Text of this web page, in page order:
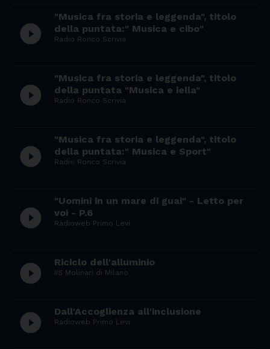
play_circle_filled
"Musica fra storia e leggenda", titolo
della puntata:" Musica e cibo"
Radio Ronco Scrivia
play_circle_filled
"Musica fra storia e leggenda", titolo
della puntata "Musica e iella"
Radio Ronco Scrivia
play_circle_filled
"Musica fra storia e leggenda", titolo
della puntata:" Musica e Sport"
Radio Ronco Scrivia
play_circle_filled
"Uomini in un mare di guai" - Letto per
voi - P.6
Radioweb Primo Levi
play_circle_filled Riciclo dell'alluminio
IIS Molinari di Milano
play_circle_filled Dall'Accoglienza all'inclusione
Radioweb Primo Levi